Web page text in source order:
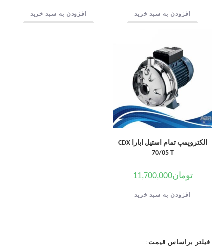
افزودن به سبد خرید افزودن به سبد خرید
الکتروپمپ تمام استیل ابارا CDX
70/05 T
تومان11,700,000
افزودن به سبد خرید
فیلتر براساس قیمت: